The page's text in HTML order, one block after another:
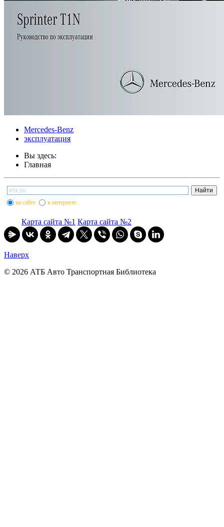
Mercedes-Benz
эксплуатация
Вы здесь:
Главная
на сайте в интернете
Карта сайта №1 Карта сайта №2
Наверх
© 2026 АТБ Авто Транспортная Библиотека